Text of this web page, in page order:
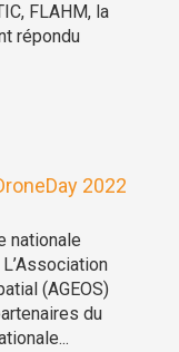
FLAHM, la
répondu
2022
nationale
(AGEOS)
du